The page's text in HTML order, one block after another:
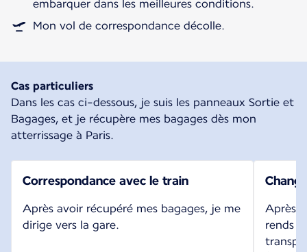
embarquer dans les meilleures conditions.
Mon vol de correspondance décolle.
Cas particuliers
Dans les cas ci-dessous, je suis les panneaux Sortie et
Bagages, et je récupère mes bagages dès mon
atterrissage à Paris.
Correspondance avec le train
Après avoir récupéré mes bagages, je me
dirige vers la gare.
Après
rends